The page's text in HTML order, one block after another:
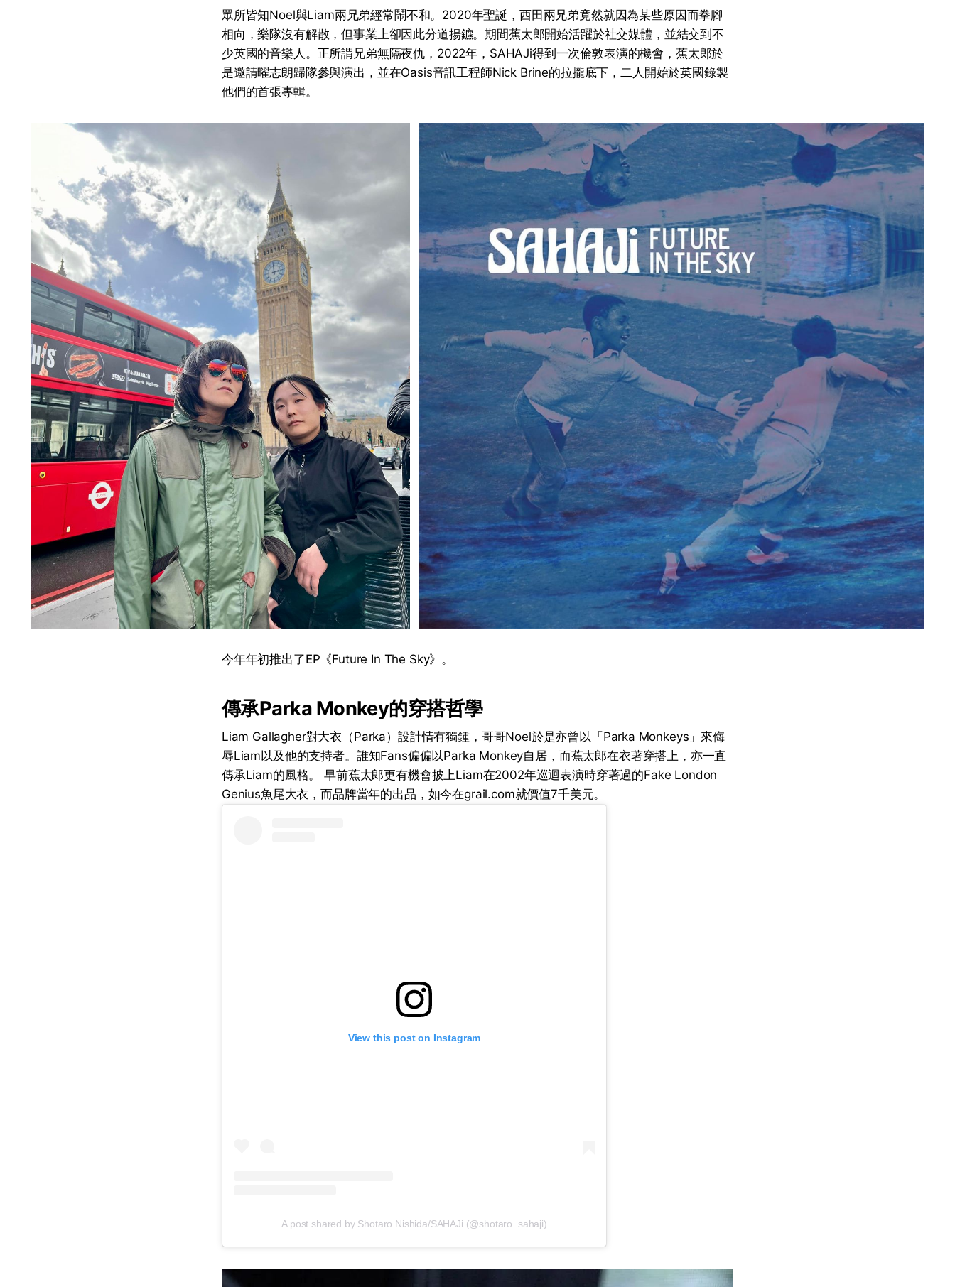
眾所皆知Noel與Liam兩兄弟經常鬧不和。2020年聖誕，西田兩兄弟竟然就因為某些原因而拳腳
相向，樂隊沒有解散，但事業上卻因此分道揚鑣。期間蕉太郎開始活躍於社交媒體，並結交到不
少英國的音樂人。正所謂兄弟無隔夜仇，2022年，SAHAJi得到一次倫敦表演的機會，蕉太郎於
是邀請曜志朗歸隊參與演出，並在Oasis音訊工程師Nick Brine的拉攏底下，二人開始於英國錄製
他們的首張專輯。
今年年初推出了EP《Future In The Sky》。
傳承Parka Monkey的穿搭哲學
Liam Gallagher對大衣（Parka）設計情有獨鍾，哥哥Noel於是亦曾以「Parka Monkeys」來侮
辱Liam以及他的支持者。誰知Fans偏偏以Parka Monkey自居，而蕉太郎在衣著穿搭上，亦一直
傳承Liam的風格。 早前蕉太郎更有機會披上Liam在2002年巡迴表演時穿著過的Fake London
Genius魚尾大衣，而品牌當年的出品，如今在grail.com就價值7千美元。
View this post on Instagram
A post shared by Shotaro Nishida/SAHAJi (@shotaro_sahaji)